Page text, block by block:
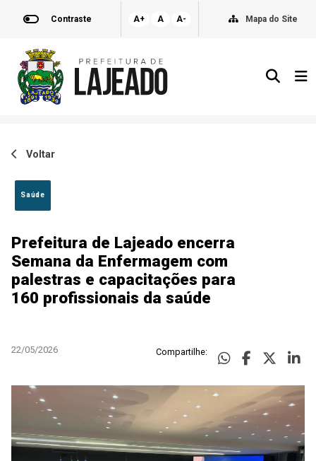
Contraste A+ A A- Mapa do Site
Voltar
Saúde
Prefeitura de Lajeado encerra
Semana da Enfermagem com
palestras e capacitações para
160 profissionais da saúde
22/05/2026 Compartilhe: